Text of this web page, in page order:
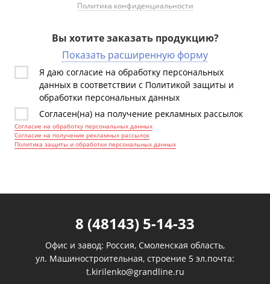
Вы хотите заказать продукцию?
Показать расширенную форму
Политика конфиденциальности
Я даю согласие на обработку персональных
данных в соответствии с Политикой защиты и
обработки персональных данных
Согласен(на) на получение рекламных рассылок
Согласие на обработку персональных данных
Согласие на получение рекламных рассылок
Политика защиты и обработки персональных данных
8 (48143) 5-14-33
Офис и завод: Россия, Смоленская область,
ул. Машиностроительная, строение 5 эл.почта:
t.kirilenko@grandline.ru